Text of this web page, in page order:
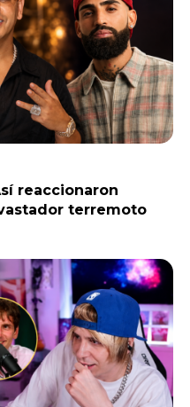
reaccionaron
terremoto